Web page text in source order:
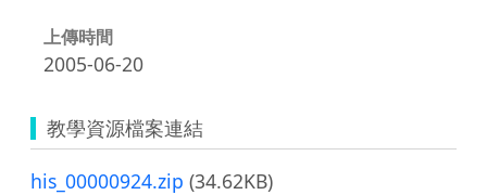
上傳時間
2005-06-20
教學資源檔案連結
his_00000924.zip (34.62KB)